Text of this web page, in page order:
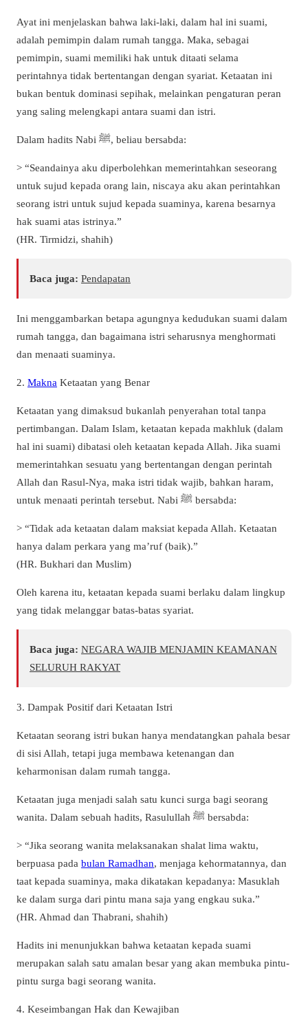
Ayat ini menjelaskan bahwa laki-laki, dalam hal ini suami,
adalah pemimpin dalam rumah tangga. Maka, sebagai
pemimpin, suami memiliki hak untuk ditaati selama
perintahnya tidak bertentangan dengan syariat. Ketaatan ini
bukan bentuk dominasi sepihak, melainkan pengaturan peran
yang saling melengkapi antara suami dan istri.
Dalam hadits Nabi ﷺ, beliau bersabda:
> “Seandainya aku diperbolehkan memerintahkan seseorang
untuk sujud kepada orang lain, niscaya aku akan perintahkan
seorang istri untuk sujud kepada suaminya, karena besarnya
hak suami atas istrinya.”
(HR. Tirmidzi, shahih)
Baca juga: Pendapatan
Ini menggambarkan betapa agungnya kedudukan suami dalam
rumah tangga, dan bagaimana istri seharusnya menghormati
dan menaati suaminya.
2. Makna Ketaatan yang Benar
Ketaatan yang dimaksud bukanlah penyerahan total tanpa
pertimbangan. Dalam Islam, ketaatan kepada makhluk (dalam
hal ini suami) dibatasi oleh ketaatan kepada Allah. Jika suami
memerintahkan sesuatu yang bertentangan dengan perintah
Allah dan Rasul-Nya, maka istri tidak wajib, bahkan haram,
untuk menaati perintah tersebut. Nabi ﷺ bersabda:
> “Tidak ada ketaatan dalam maksiat kepada Allah. Ketaatan
hanya dalam perkara yang ma’ruf (baik).”
(HR. Bukhari dan Muslim)
Oleh karena itu, ketaatan kepada suami berlaku dalam lingkup
yang tidak melanggar batas-batas syariat.
Baca juga: NEGARA WAJIB MENJAMIN KEAMANAN
SELURUH RAKYAT
3. Dampak Positif dari Ketaatan Istri
Ketaatan seorang istri bukan hanya mendatangkan pahala besar
di sisi Allah, tetapi juga membawa ketenangan dan
keharmonisan dalam rumah tangga.
Ketaatan juga menjadi salah satu kunci surga bagi seorang
wanita. Dalam sebuah hadits, Rasulullah ﷺ bersabda:
> “Jika seorang wanita melaksanakan shalat lima waktu,
berpuasa pada bulan Ramadhan, menjaga kehormatannya, dan
taat kepada suaminya, maka dikatakan kepadanya: Masuklah
ke dalam surga dari pintu mana saja yang engkau suka.”
(HR. Ahmad dan Thabrani, shahih)
Hadits ini menunjukkan bahwa ketaatan kepada suami
merupakan salah satu amalan besar yang akan membuka pintu-
pintu surga bagi seorang wanita.
4. Keseimbangan Hak dan Kewajiban